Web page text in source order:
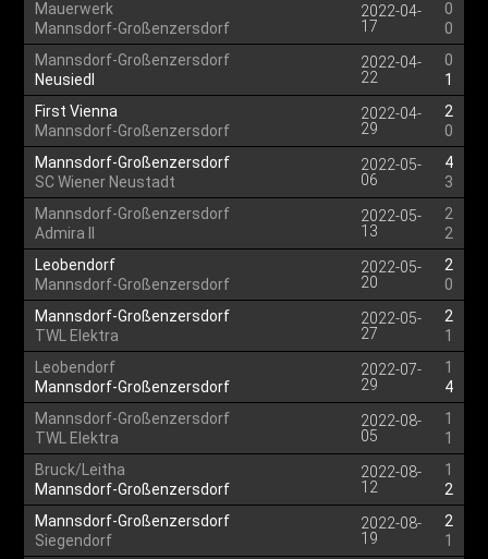
Mauerwerk
Mannsdorf-Großenzersdorf
2022-04-
17
0
0
Mannsdorf-Großenzersdorf
Neusiedl
2022-04-
22
0
1
First Vienna
Mannsdorf-Großenzersdorf
2022-04-
29
2
0
Mannsdorf-Großenzersdorf
SC Wiener Neustadt
2022-05-
06
4
3
Mannsdorf-Großenzersdorf
Admira II
2022-05-
13
2
2
Leobendorf
Mannsdorf-Großenzersdorf
2022-05-
20
2
0
Mannsdorf-Großenzersdorf
TWL Elektra
2022-05-
27
2
1
Leobendorf
Mannsdorf-Großenzersdorf
2022-07-
29
1
4
Mannsdorf-Großenzersdorf
TWL Elektra
2022-08-
05
1
1
Bruck/Leitha
Mannsdorf-Großenzersdorf
2022-08-
12
1
2
Mannsdorf-Großenzersdorf
Siegendorf
2022-08-
19
2
1